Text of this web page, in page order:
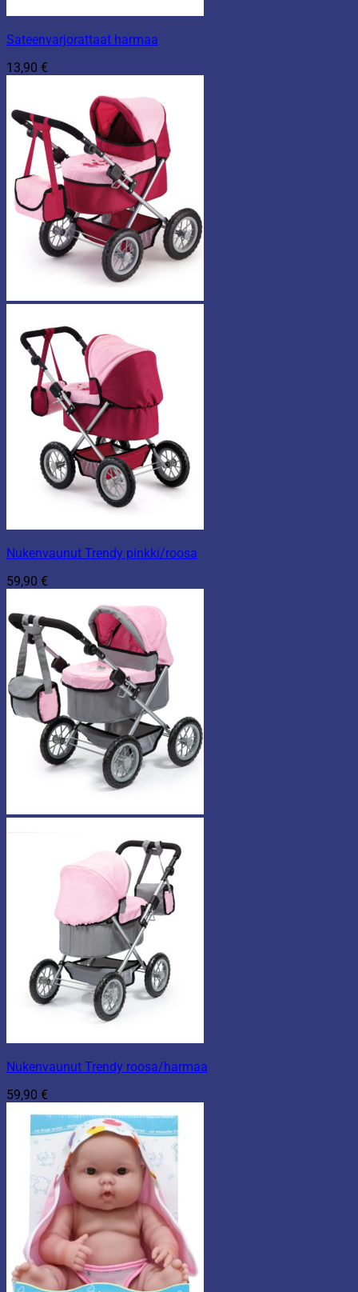
Sateenvarjorattaat harmaa
13,90 €
Nukenvaunut Trendy pinkki/roosa
59,90 €
Nukenvaunut Trendy roosa/harmaa
59,90 €